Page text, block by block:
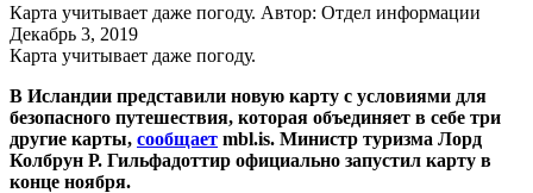
Карта учитывает даже погоду. Автор: Отдел информации
Декабрь 3, 2019
Карта учитывает даже погоду.
В Исландии представили новую карту с условиями для
безопасного путешествия, которая объединяет в себе три
другие карты, сообщает mbl.is. Министр туризма Лорд
Колбрун Р. Гильфадоттир официально запустил карту в
конце ноября.